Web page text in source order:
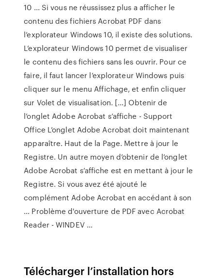
10 ... Si vous ne réussissez plus a afficher le
contenu des fichiers Acrobat PDF dans
l’explorateur Windows 10, il existe des solutions.
L’explorateur Windows 10 permet de visualiser
le contenu des fichiers sans les ouvrir. Pour ce
faire, il faut lancer l’explorateur Windows puis
cliquer sur le menu Affichage, et enfin cliquer
sur Volet de visualisation. […] Obtenir de
l’onglet Adobe Acrobat s’affiche - Support
Office L’onglet Adobe Acrobat doit maintenant
apparaître. Haut de la Page. Mettre à jour le
Registre. Un autre moyen d’obtenir de l’onglet
Adobe Acrobat s’affiche est en mettant à jour le
Registre. Si vous avez été ajouté le
complément Adobe Acrobat en accédant à son
… Problème d'ouverture de PDF avec Acrobat
Reader - WINDEV ...
Télécharger l’installation hors